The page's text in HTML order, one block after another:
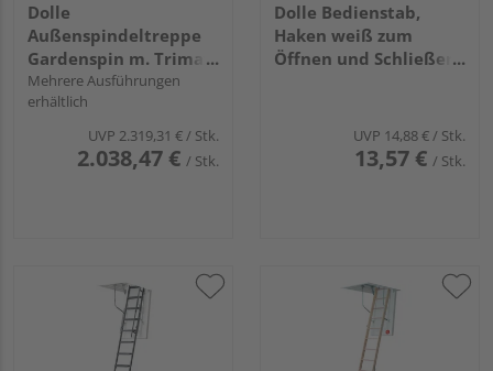
Dolle
Außenspindeltreppe
Gardenspin m. Trimax-
Stufen links- oder
rechtslfd.
Mehrere Ausführungen
erhältlich
UVP 2.319,31 €/ Stk.
2.038,47 € / Stk.
Dolle Bedienstab,
Haken weiß zum
Öffnen und Schließen
UVP 14,88 €/ Stk.
13,57 € / Stk.